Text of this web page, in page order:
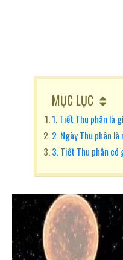
MỤC LỤC
1. Tiết Thu phân là
2. Ngày Thu phân
3. Tiết Thu phân có